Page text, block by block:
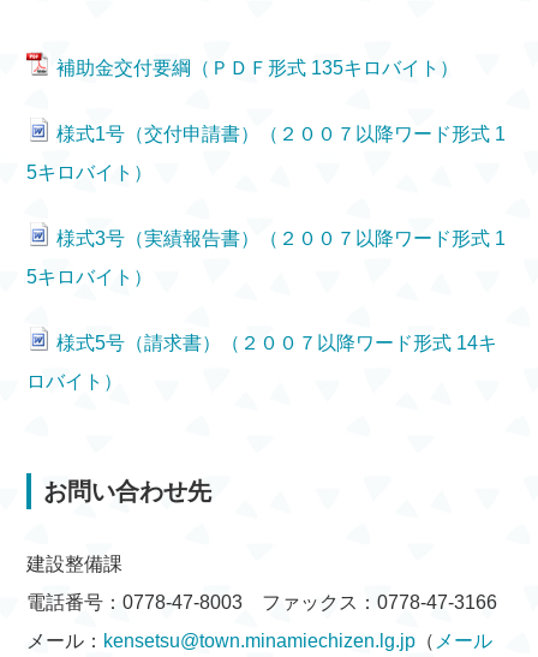
補助金交付要綱（ＰＤＦ形式 135キロバイト）
様式1号（交付申請書）（２００７以降ワード形式 1
5キロバイト）
様式3号（実績報告書）（２００７以降ワード形式 1
5キロバイト）
様式5号（請求書）（２００７以降ワード形式 14キ
ロバイト）
お問い合わせ先
建設整備課
電話番号：0778-47-8003 ファックス：0778-47-3166
メール： kensetsu@town.minamiechizen.lg.jp （ メール